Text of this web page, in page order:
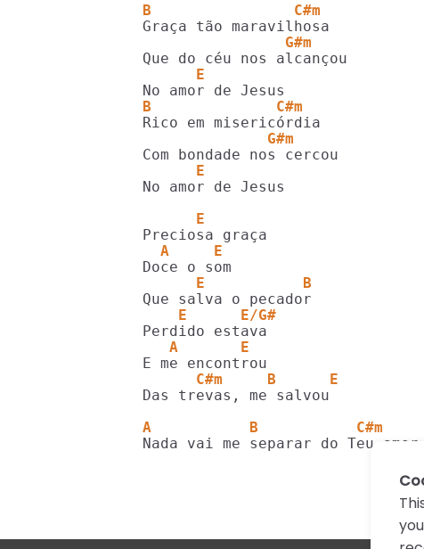
B                C#m
                G#m
      E
B              C#m
              G#m
      E
No amor de Jesus
      E
  A     E
      E           B
    E      E/G#
   A       E
      C#m     B      E
Das trevas, me salvou
A           B           C#m
Nada vai me separar do Teu